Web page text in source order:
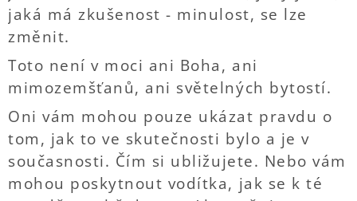
jaká má zkušenost - minulost, se lze
změnit.
Toto není v moci ani Boha, ani
mimozemšťanů, ani světelných bytostí.
Oni vám mohou pouze ukázat pravdu o
tom, jak to ve skutečnosti bylo a je v
současnosti. Čím si ubližujete. Nebo vám
mohou poskytnout vodítka, jak se k té